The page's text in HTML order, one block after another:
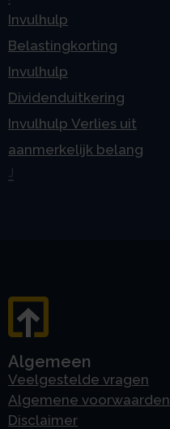
Invulhulp
Belastingkorting
Invulhulp
Dividenduitkering
Invulhulp Verlies uit
aanmerkelijk belang
Algemeen
Veelgestelde vragen
Algemene voorwaarden
Disclaimer